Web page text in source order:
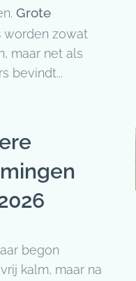
Grote
worden zowat
maar net als
bevindt...
begon
kalm, maar na